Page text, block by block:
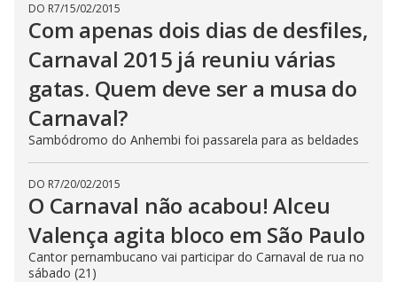
DO R7/15/02/2015
Com apenas dois dias de desfiles,
Carnaval 2015 já reuniu várias
gatas. Quem deve ser a musa do
Carnaval?
Sambódromo do Anhembi foi passarela para as beldades
DO R7/20/02/2015
O Carnaval não acabou! Alceu
Valença agita bloco em São Paulo
Cantor pernambucano vai participar do Carnaval de rua no
sábado (21)